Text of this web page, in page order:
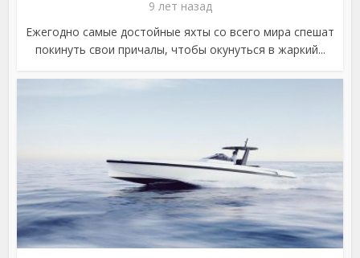
9 лет назад
Ежегодно самые достойные яхты со всего мира спешат
покинуть свои причалы, чтобы окунуться в жаркий...